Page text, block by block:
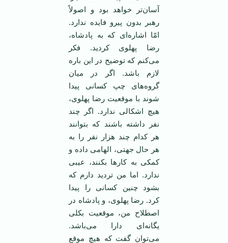
آسان‌تر خواهد بود و اصولاً
رهبر بدون پیرو فایده ندارد.
امّا اشاره‌ای که به پادشاه،
رضا پهلوی کردید. فکر
می‌کنم که توضیح در این باره
لازم باشد. اگر در میان
گروه‌های چپ کسانی پیدا
شوند با موقعیت رضا پهلوی،
هیچ اشکالی ندارد. اگر چند
نفر داشته باشند که بتوانند
هر کدام چند هزار نفر را به
هر حال جهتی، الهامی داده و
کمکی به کار‌ها بکنند، عیبی
ندارد. اما من تردید دارم که
بشود چنین کسانی را پیدا
کرد. رضا پهلوی، و پادشاه در
اصطلاح من، موقعیت بکلی
یگانه‌ای دارا می‌باشد.
می‌توان گفت که هیچ موقع